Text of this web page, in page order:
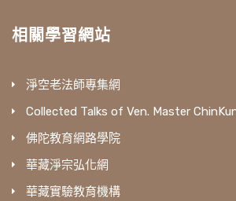
相關學習網站
淨空老法師專集網
Collected Talks of Ven. Master
佛陀教育網路學院
華藏淨宗弘化網
華藏實驗教育機構